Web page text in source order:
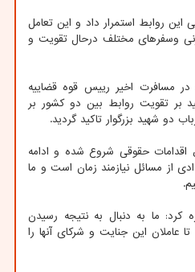
این روابط استمرار داد و این تعامل
وسفرهای مختلف درحال تقویت و
در مسافرت اخیر رییس قوه قضاییه
بر تقویت روابط بین دو کشور بر
دو شهید بزرگوار تاکید گردید.
حقوقی شروع شده و ادامه
از مسائل نیازمند زمان است و ما
کرد: ما به دنبال به نتیجه رسیدن
عاملان این جنایت و شرکای آنها را